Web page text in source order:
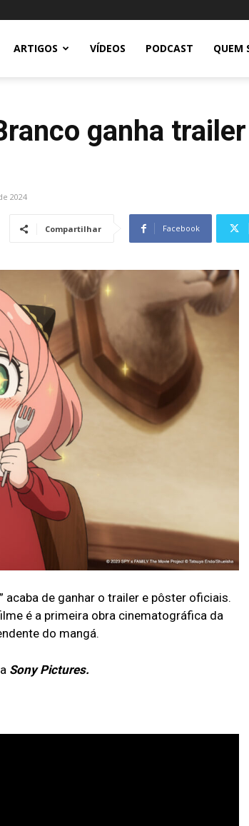
ARTIGOS VÍDEOS PODCAST QUEM
ganha
2024
Compartilhar Facebook
” acaba de ganhar o trailer e pôster oficiais.
é a primeira obra cinematográfica da
do mangá.
Sony Pictures.